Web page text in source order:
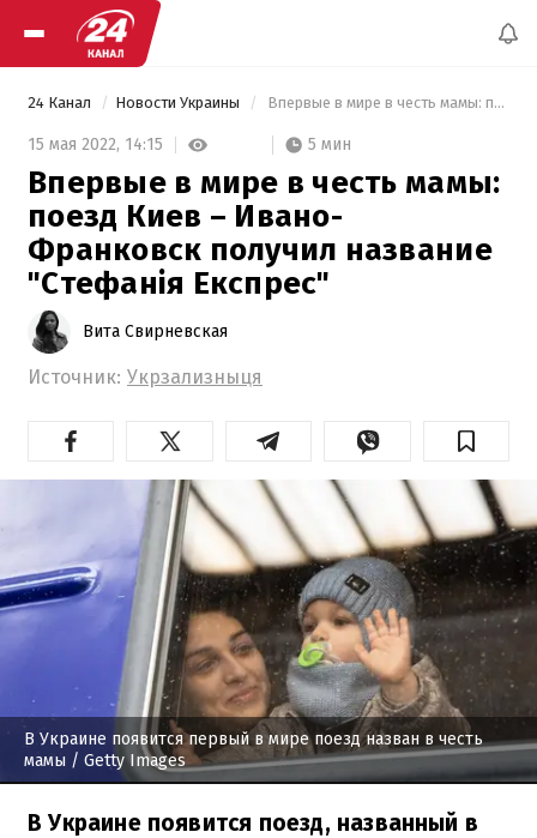
24 Канал Новости Украины Впервые в мире в честь мамы: поезд Киев – Ивано-Франковск получил название "Стефанія Експрес"
15 мая 2022, 14:15 5 мин
Впервые в мире в честь мамы:
поезд Киев – Ивано-
Франковск получил название
"Стефанія Експрес"
Вита Свирневская
Источник: Укрзализныця
В Украине появится первый в мире поезд назван в честь
мамы / Getty Images
В Украине появится поезд, названный в